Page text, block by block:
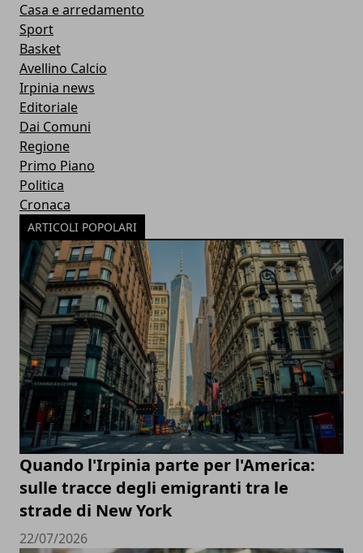
Casa e arredamento
Sport
Basket
Avellino Calcio
Irpinia news
Editoriale
Dai Comuni
Regione
Primo Piano
Politica
Cronaca
ARTICOLI POPOLARI
Quando l'Irpinia parte per l'America:
sulle tracce degli emigranti tra le
strade di New York
22/07/2026